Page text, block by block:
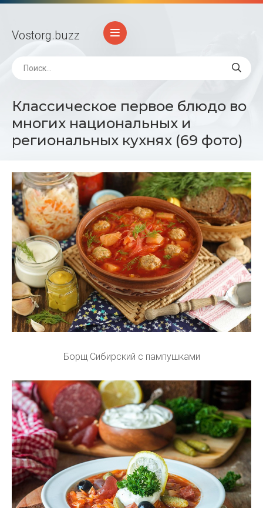
Vostorg.buzz
Классическое первое блюдо во
многих национальных и
региональных кухнях (69 фото)
Борщ Сибирский с пампушками